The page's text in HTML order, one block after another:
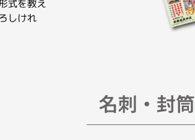
式を教え
しけれ
名刺・封筒